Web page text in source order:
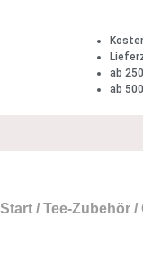
ab
ab
Start / Tee-Zubehör /